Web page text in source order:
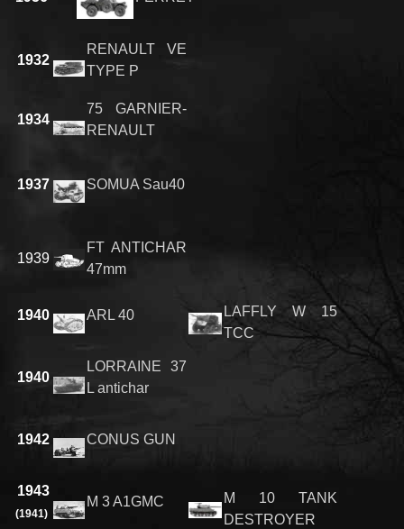
1932
RENAULT VE
TYPE P
1934
75 GARNIER-
RENAULT
1937 SOMUA Sau40
1939
FT ANTICHAR
47mm
1940 ARL 40
LAFFLY W 15
TCC
1940
LORRAINE 37
L antichar
1942 CONUS GUN
1943
(1941)
M 3 A1GMC
M 10 TANK
DESTROYER